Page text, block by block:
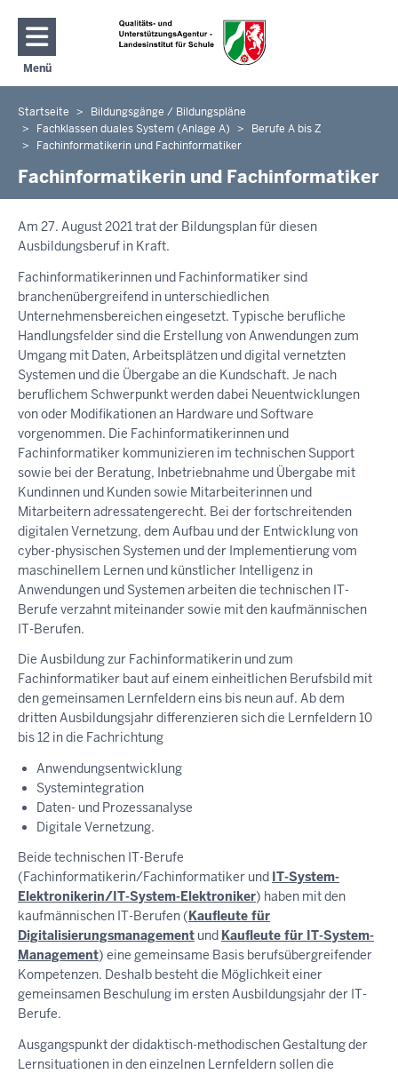
Direkt zum Inhalt
Menü
Navigation aktivieren/deaktivieren: Hauptmenü
Sie
befinden
hier
Startseite
Bildungsgänge / Bildungspläne
Fachklassen duales System (Anlage A)
Berufe A bis Z
Fachinformatikerin und Fachinformatiker
Fachinformatikerin und Fachinformatiker
Am 27. August 2021 trat der Bildungsplan für diesen
Ausbildungsberuf in Kraft.
Fachinformatikerinnen und Fachinformatiker sind
branchenübergreifend in unterschiedlichen
Unternehmensbereichen eingesetzt. Typische berufliche
Handlungsfelder sind die Erstellung von Anwendungen zum
Umgang mit Daten, Arbeitsplätzen und digital vernetzten
Systemen und die Übergabe an die Kundschaft. Je nach
beruflichem Schwerpunkt werden dabei Neuentwicklungen
von oder Modifikationen an Hardware und Software
vorgenommen. Die Fachinformatikerinnen und
Fachinformatiker kommunizieren im technischen Support
sowie bei der Beratung, Inbetriebnahme und Übergabe mit
Kundinnen und Kunden sowie Mitarbeiterinnen und
Mitarbeitern adressatengerecht. Bei der fortschreitenden
digitalen Vernetzung, dem Aufbau und der Entwicklung von
cyber-physischen Systemen und der Implementierung vom
maschinellem Lernen und künstlicher Intelligenz in
Anwendungen und Systemen arbeiten die technischen IT-
Berufe verzahnt miteinander sowie mit den kaufmännischen
IT-Berufen.
Die Ausbildung zur Fachinformatikerin und zum
Fachinformatiker baut auf einem einheitlichen Berufsbild mit
den gemeinsamen Lernfeldern eins bis neun auf. Ab dem
dritten Ausbildungsjahr differenzieren sich die Lernfeldern 10
bis 12 in die Fachrichtung
Anwendungsentwicklung
Systemintegration
Daten- und Prozessanalyse
Digitale Vernetzung.
Beide technischen IT-Berufe
(Fachinformatikerin/Fachinformatiker und IT-System-
Elektronikerin/IT-System-Elektroniker) haben mit den
kaufmännischen IT-Berufen (Kaufleute für
Digitalisierungsmanagement und Kaufleute für IT-System-
Management) eine gemeinsame Basis berufsübergreifender
Kompetenzen. Deshalb besteht die Möglichkeit einer
gemeinsamen Beschulung im ersten Ausbildungsjahr der IT-
Berufe.
Ausgangspunkt der didaktisch-methodischen Gestaltung der
Lernsituationen in den einzelnen Lernfeldern sollen die